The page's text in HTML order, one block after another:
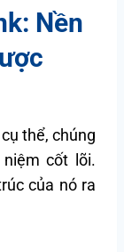
Nền
thể, chúng
cốt lõi.
của nó ra